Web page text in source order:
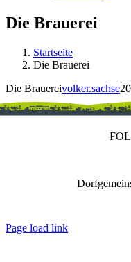
Die Brauerei
Startseite
Die Brauerei
Die Brauereivolker.sachse
Page load link